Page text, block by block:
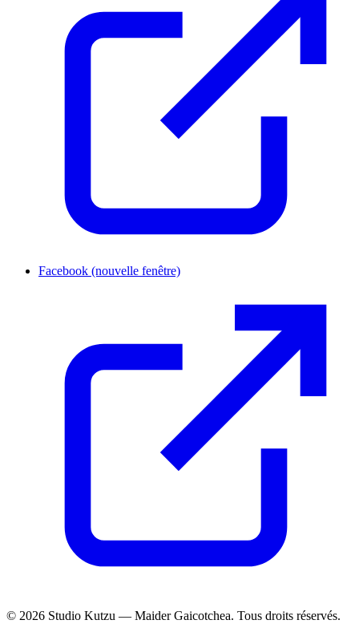
Facebook (nouvelle fenêtre)
© 2026 Studio Kutzu — Maider Gaicotchea. Tous droits réservés.